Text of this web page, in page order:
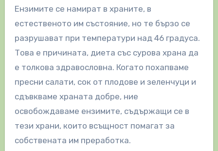
Ензимите се намират в храните, в
естественото им състояние, но те бързо се
разрушават при температури над 46 градуса.
Това е причината, диета със сурова храна да
е толкова здравословна. Когато похапваме
пресни салати, сок от плодове и зеленчуци и
сдъвкваме храната добре, ние
освобождаваме ензимите, съдържащи се в
тези храни, които всъщност помагат за
собствената им преработка.